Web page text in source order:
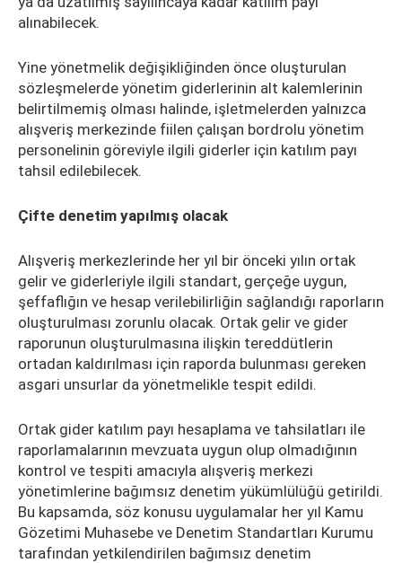
alınabilecek.
Yine yönetmelik değişikliğinden önce oluşturulan
sözleşmelerde yönetim giderlerinin alt kalemlerinin
belirtilmemiş olması halinde, işletmelerden yalnızca
alışveriş merkezinde fiilen çalışan bordrolu yönetim
personelinin göreviyle ilgili giderler için katılım payı
tahsil edilebilecek.
Çifte denetim yapılmış olacak
Alışveriş merkezlerinde her yıl bir önceki yılın ortak
gelir ve giderleriyle ilgili standart, gerçeğe uygun,
şeffaflığın ve hesap verilebilirliğin sağlandığı raporların
oluşturulması zorunlu olacak. Ortak gelir ve gider
raporunun oluşturulmasına ilişkin tereddütlerin
ortadan kaldırılması için raporda bulunması gereken
asgari unsurlar da yönetmelikle tespit edildi.
Ortak gider katılım payı hesaplama ve tahsilatları ile
raporlamalarının mevzuata uygun olup olmadığının
kontrol ve tespiti amacıyla alışveriş merkezi
yönetimlerine bağımsız denetim yükümlülüğü getirildi.
Bu kapsamda, söz konusu uygulamalar her yıl Kamu
Gözetimi Muhasebe ve Denetim Standartları Kurumu
tarafından yetkilendirilen bağımsız denetim